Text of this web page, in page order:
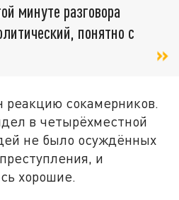
минуте разговора
понятно с
сокамерников.
в четырёхместной
не было осуждённых
и
хорошие.